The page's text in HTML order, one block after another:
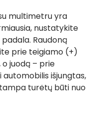
multimetru yra
nustatykite
Raudoną
prie teigiamo (+)
juodą – prie
išjungtas,
turėtų būti nuo